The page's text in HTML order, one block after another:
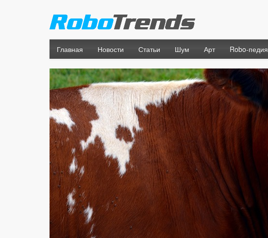
Главная Новости Статьи Шум Арт Robo-педия